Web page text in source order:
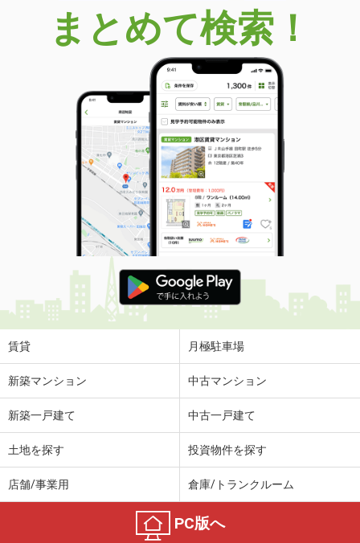
まとめて検索！
賃貸 月極駐車場
新築マンション 中古マンション
新築一戸建て 中古一戸建て
土地を探す 投資物件を探す
店舗/事業用 倉庫/トランクルーム
PC版へ